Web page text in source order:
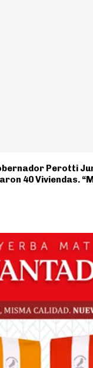
Perotti
40 Viviendas.